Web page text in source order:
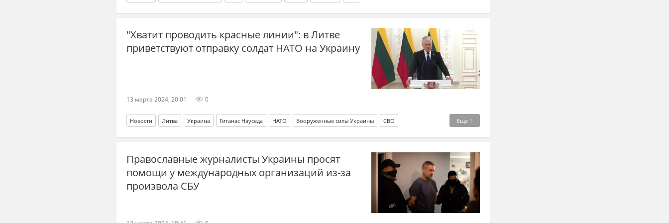
"Хватит проводить красные линии": в Литве
приветствуют отправку солдат НАТО на Украину
13 марта 2024, 20:01 0
Еще 1
Новости Литва Украина Гитанас Науседа НАТО Вооруженные силы Украины СВО
иностранные наемники
Православные журналисты Украины просят
помощи у международных организаций из-за
произвола СБУ